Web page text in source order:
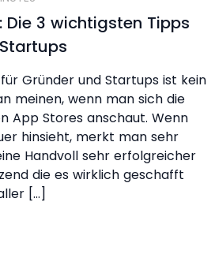
Die 3 wichtigsten Tipps
Gründer und Startups ist kein
meinen, wenn man sich die
App Stores anschaut. Wenn
hinsieht, merkt man sehr
Handvoll sehr erfolgreicher
die es wirklich geschafft
[…]